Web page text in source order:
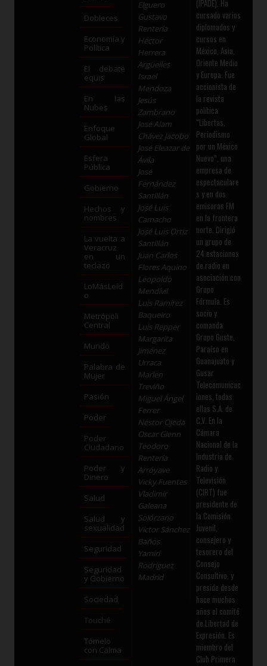
Dobleces
Economía y
Política
El debate
equis
En las
Nubes
Enfoque
Global
Esfera
Pública
Gobierno
Hechos y
nombres
La vuelta a
Veracruz
en un
teclazo
LoMásLeíd
o
Metrópoli
Central
Mundo
Palabra de
Mujer
Pasión
Poder
Poder
Ciudadano
Poder y
Dinero
Salud
Salud y
sexualidad
Seguridad
Seguridad
y Gobierno
Sociedad
Touché
Tómelo
con Calma
Elguero
Gustavo
Rentería
Héctor
Herrera
Argüelles
Israel
Mendoza
Jesús
Zambrano
José Alam
Chávez Jacobo
José Eleazar de
Ávila
José
Fernández
Santillán
José Luis
Camacho
José Luis Ortiz
Santillán
Juan Carlos
Flores Aquino
Leopoldo
Mendívil
Luis Ramírez
Baqueiro
Luis Repper
Margarita
Jiménez
Urraca
Marlen
Treviño
Miguel Ángel
Ferrer
Néstor Ojeda
Oscar Glenn
Teodoro
Rentería
Arróyave
Vicky Fuentes
Vladimir
Galeana
Solórzano
Víctor Sánchez
Baños
Yamiri
Rodríguez
Madrid
(IPADE). Ha
cursado varios
diplomados y
cursos en
México, Asia,
Oriente Medio
y Europa. Fue
accionista de
la revista
política
“Libertas,
Periodismo
por un México
Nuevo”, una
empresa de
espectaculare
s y en dos
emisoras FM
en la frontera
norte. Dirigió
un grupo de
24 estaciones
de radio en
asociación con
Grupo
Fórmula. Es
socio y
comanda
Grupo Guste,
Paraíso en
Guanajuato y
Gusar
Telecomunicac
iones, todas
ellas S.A. de
C.V. En la
Cámara
Nacional de la
Industria de
Radio y
Televisión
(CIRT) fue
presidente de
la Comisión
Juvenil,
consejero y
tesorero del
Consejo
Consultivo, y
preside desde
hace muchos
años el comité
de Libertad de
Expresión. Es
miembro del
Club Primera